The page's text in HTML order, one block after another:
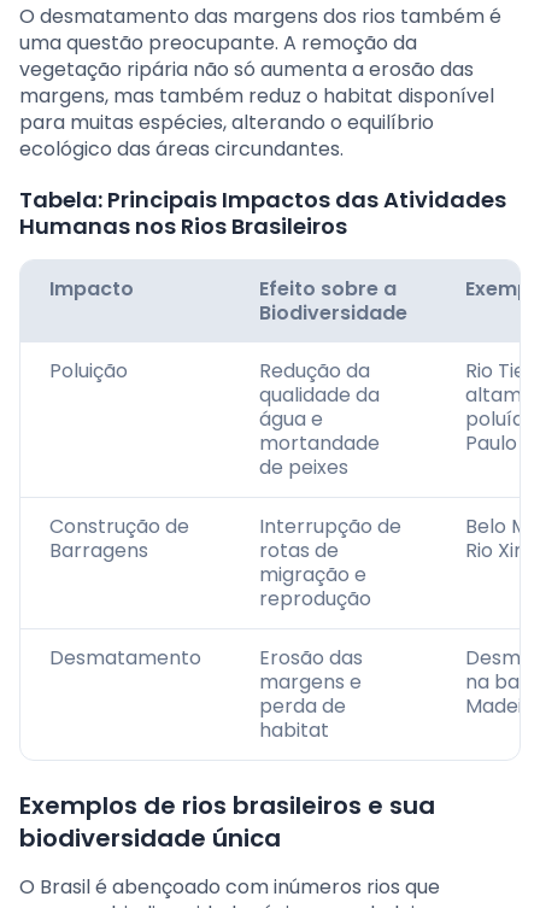
O desmatamento das margens dos rios também é
uma questão preocupante. A remoção da
vegetação ripária não só aumenta a erosão das
margens, mas também reduz o habitat disponível
para muitas espécies, alterando o equilíbrio
ecológico das áreas circundantes.
Tabela: Principais Impactos das Atividades
Humanas nos Rios Brasileiros
Impacto
Efeito sobre a
Biodiversidade
Poluição
Redução da
qualidade da
água e
mortandade
de peixes
Rio
Paulo
Construção de
Barragens
Interrupção de
rotas de
migração e
reprodução
Belo
Rio
Desmatamento
Erosão das
margens e
perda de
habitat
na
Exemplos de rios brasileiros e sua
biodiversidade única
O Brasil é abençoado com inúmeros rios que